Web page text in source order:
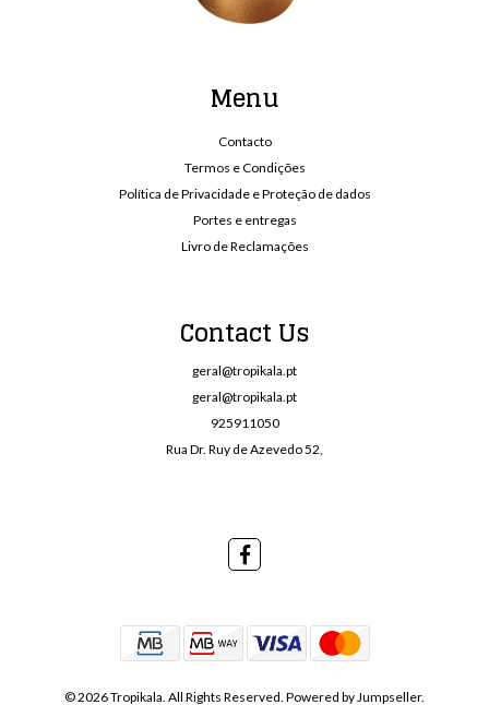
Menu
Contacto
Termos e Condições
Política de Privacidade e Proteção de dados
Portes e entregas
Livro de Reclamações
Contact Us
geral@tropikala.pt
geral@tropikala.pt
925911050
Rua Dr. Ruy de Azevedo 52,
© 2026 Tropikala. All Rights Reserved. Powered by Jumpseller.